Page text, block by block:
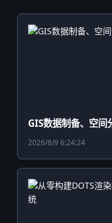
GIS数据制备、空间
2026/8/9 6:24:24